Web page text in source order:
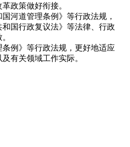
政策做好衔接。
道管理条例》等行政法规，
国行政复议法》等法律、行政
例》等行政法规，更好地适应
有关领域工作实际。